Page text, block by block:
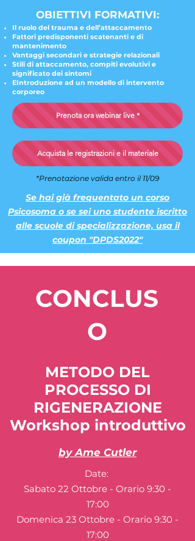
OBIETTIVI FORMATIVI:
Il ruolo del trauma e dell’attaccamento
Fattori predisponenti scatenanti e di
mantenimento
Vantaggi secondari e strategie relazionali
Stili di attaccamento, compiti evolutivi e
significato dei sintomi
EIntroduzione ad un modello di intervento
corporeo
Prenota ora webinar live *
Acquista le registrazioni e il materiale
*Prenotazione valida entro il 11/09
Se hai già frequentato un corso
Psicosoma o se sei uno studente iscritto
alle scuole di specializzazione, usa il
coupon "DPDS2022"
CONCLUS
O
METODO DEL
PROCESSO DI
RIGENERAZIONE
Workshop introduttivo
by Ame Cutler
Date:
Sabato 22 Ottobre - Orario 9:30 -
17:00
Domenica 23 Ottobre - Orario 9:30 -
17:00